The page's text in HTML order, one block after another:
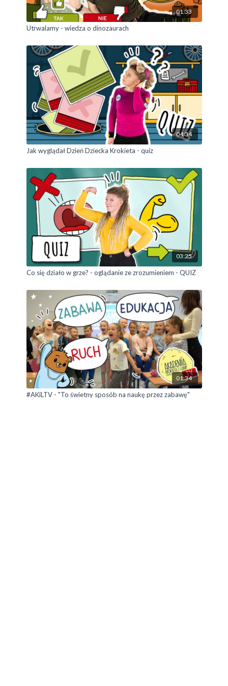
przygodę?
01:33
Utrwalamy - wiedza o dinozaurach
04:34
Jak wyglądał Dzień Dziecka Krokieta - quiz
03:25
Co się działo w grze? - oglądanie ze zrozumieniem - QUIZ
01:34
#AKiLTV - "To świetny sposób na naukę przez zabawę"